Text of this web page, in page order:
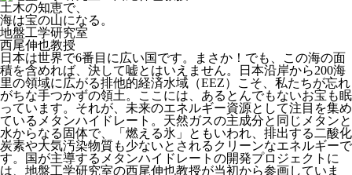
土木の知恵で、
海は宝の山になる。
地盤工学研究室
西尾伸也教授
日本は世界で6番目に広い国です。まさか！でも、この海の面
積を含めれば、決して嘘とはいえません。日本沿岸から200海
里の領域に広がる排他的経済水域（EEZ）こそ、私たちが忘れ
がちな手つかずの領土。ここには、あるとんでもないお宝も眠
っています。それが、未来のエネルギー資源として注目を集め
ているメタンハイドレート。天然ガスの主成分と同じメタンと
水からなる固体で、「燃える氷」ともいわれ、排出する二酸化
炭素や大気汚染物質も少ないとされるクリーンなエネルギーで
す。国が主導するメタンハイドレートの開発プロジェクトに
は、地盤工学研究室の西尾伸也教授が当初から参画していま